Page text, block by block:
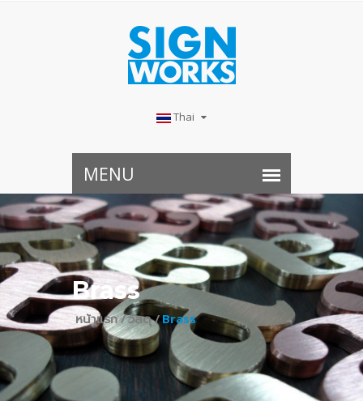
Thai
Brass
หน้าแรก /วัสดุ /Brass